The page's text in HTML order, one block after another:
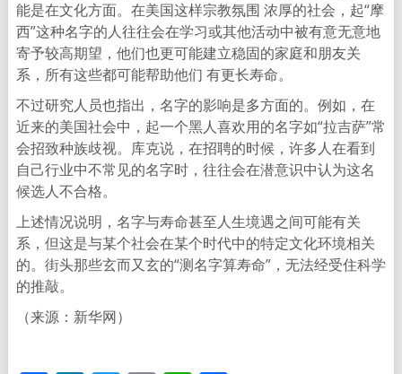
能是在文化方面。在美国这样宗教氛围 浓厚的社会，起“摩
西”这种名字的人往往会在学习或其他活动中被有意无意地
寄予较高期望，他们也更可能建立稳固的家庭和朋友关
系，所有这些都可能帮助他们 有更长寿命。
不过研究人员也指出，名字的影响是多方面的。例如，在
近来的美国社会中，起一个黑人喜欢用的名字如“拉吉萨”常
会招致种族歧视。库克说，在招聘的时候，许多人在看到
自己行业中不常见的名字时，往往会在潜意识中认为这名
候选人不合格。
上述情况说明，名字与寿命甚至人生境遇之间可能有关
系，但这是与某个社会在某个时代中的特定文化环境相关
的。街头那些玄而又玄的“测名字算寿命”，无法经受住科学
的推敲。
（来源：新华网）